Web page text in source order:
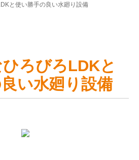
と使い勝手の良い水廻り設備
ろびろLDKと
い水廻り設備